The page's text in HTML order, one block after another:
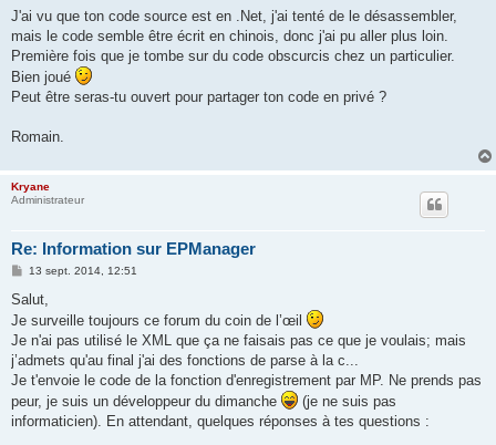
J'ai vu que ton code source est en .Net, j'ai tenté de le désassembler,
mais le code semble être écrit en chinois, donc j'ai pu aller plus loin.
Première fois que je tombe sur du code obscurcis chez un particulier.
Bien joué
Peut être seras-tu ouvert pour partager ton code en privé ?
Romain.
Kryane
Administrateur
Re: Information sur EPManager
M
s
a
g
e
13 sept. 2014, 12:51
Salut,
Je surveille toujours ce forum du coin de l’œil
Je n'ai pas utilisé le XML que ça ne faisais pas ce que je voulais; mais
j’admets qu'au final j'ai des fonctions de parse à la c...
Je t'envoie le code de la fonction d'enregistrement par MP. Ne prends pas
peur, je suis un développeur du dimanche
(je ne suis pas
informaticien). En attendant, quelques réponses à tes questions :